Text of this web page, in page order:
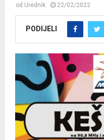
od Urednik 22/02/2022
PODIJELI